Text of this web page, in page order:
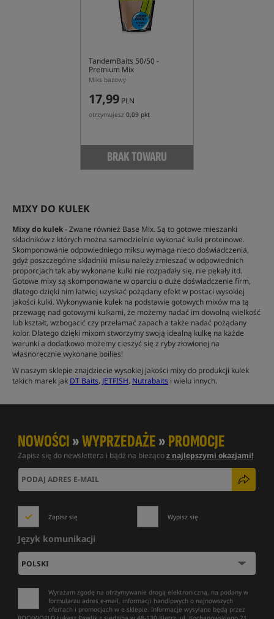
TandemBaits 50/50 -
Premium Mix
Miks bazowy
17,99 PLN
otrzymujesz 0,09 pkt
BRAK TOWARU
MIXY DO KULEK
Mixy do kulek- Zwane również Base Mix. Są to gotowe mieszanki
składników z których można samodzielnie wykonać kulki proteinowe.
Skomponowanie odpowiedniego miksu wymaga nieco doświadczenia,
gdyż poszczególne składniki miksu należy zmieszać w odpowiednich
proporcjach tak aby wykonane kulki nie rozpadały się, nie pękały itd.
Gotowe mixy są skomponowane w oparciu o duże doświadczenie firm,
dlatego dzięki nim łatwiej uzyskać pożądany efekt w postaci wysokiej
jakości kulki. Wykonywanie kulek na podstawie gotowych mixów ma tą
przewagę nad gotowymi kulkami, że możemy nadać im dowolną wielkość
lub kształt, wzbogacić czy przełamać zapach a także nadać pożądany
kolor. Dlatego dzięki mixom stworzymy swoją idealną kulkę na każde
warunki a dodatkowo możemy cieszyć się z ryby złowionej na
własnoręcznie wykonane boilies!
W naszym sklepie znajdziecie wysokiej jakości mixy do produkcji kulek
takich marek jak DT Baits, JETFISH, Nutrabaits i wielu innych.
NOWOŚCI»WYPRZEDAŻE»PROMOCJE
Zapisz się do newslettera i bądź na bieżącoz najlepszymi okazjami!
Zapisz się Wypisz się
Język komunikacji
Wyrażam zgodę na otrzymywanie drogą elektroniczną, na podany w
formularzu adres e-mail, informacji handlowych o najnowszych
ofertach i promocjach w e-sklepie. Informacje wysyłane będą przez